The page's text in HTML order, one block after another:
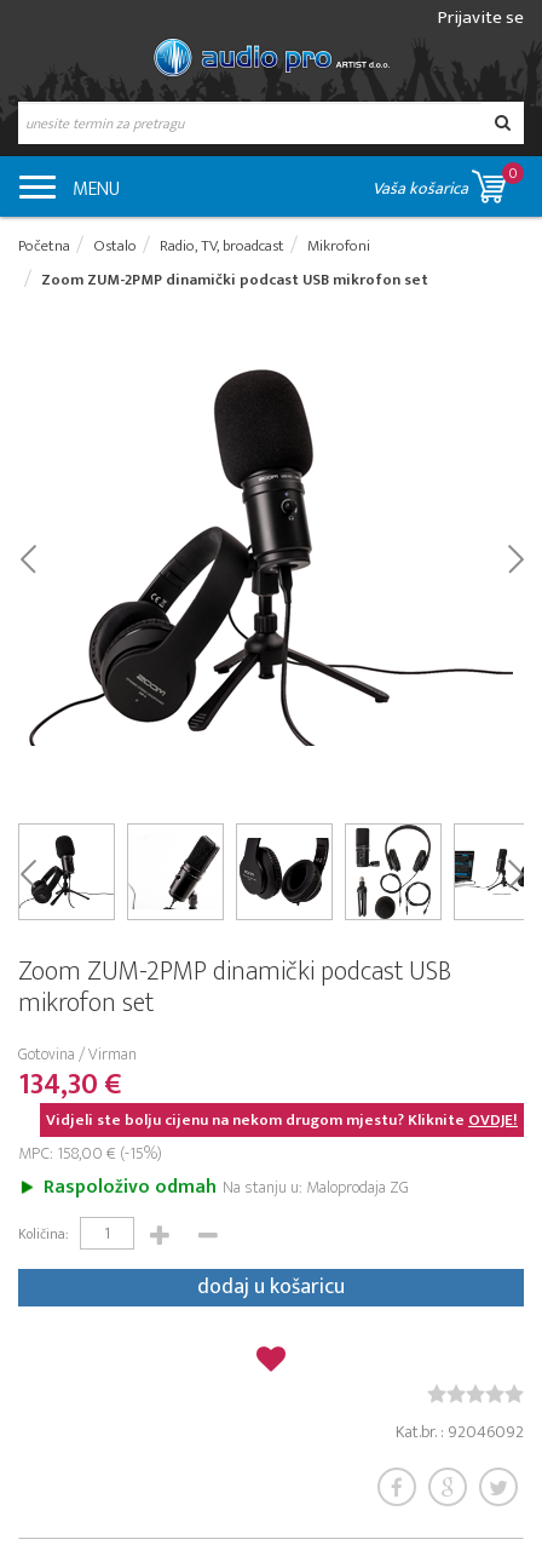
Prijavite se
MENU Vaša košarica
0
Početna Ostalo Radio, TV, broadcast
Mikrofoni
Zoom ZUM-2PMP dinamički podcast USB mikrofon set
Zoom ZUM-2PMP dinamički podcast USB
mikrofon set
Gotovina / Virman
134,30 €
Vidjeli ste bolju cijenu na nekom drugom mjestu? KlikniteOVDJE!
MPC: 158,00 € (-15%)
Raspoloživo odmah Na stanju u: Maloprodaja ZG
Količina:
dodaj u košaricu
Kat.br. : 92046092